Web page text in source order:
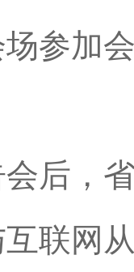
参加
，省
联网